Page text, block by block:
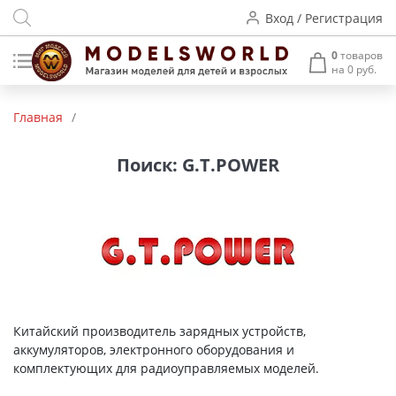
Вход / Регистрация
0товаров
на 0 руб.
устройства
Архитектурные макеты
Главная /
Поиск: G.T.POWER
Китайский производитель зарядных устройств,
аккумуляторов, электронного оборудования и
комплектующих для радиоуправляемых моделей.